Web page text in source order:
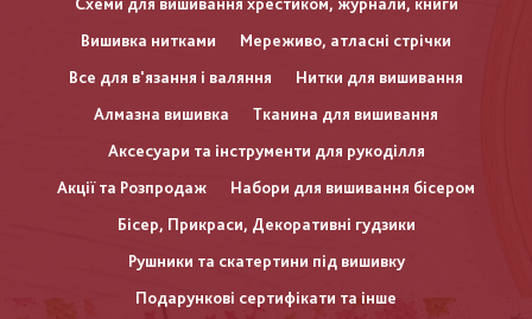
Вишивка нитками
Мереживо, атласні стрічки
Все для в'язання і валяння
Нитки для вишивання
Алмазна вишивка
Тканина для вишивання
Аксесуари та інструменти для рукоділля
Акції та Розпродаж
Набори для вишивання бісером
Бісер, Прикраси, Декоративні гудзики
Рушники та скатертини під вишивку
Подарункові сертифікати та інше